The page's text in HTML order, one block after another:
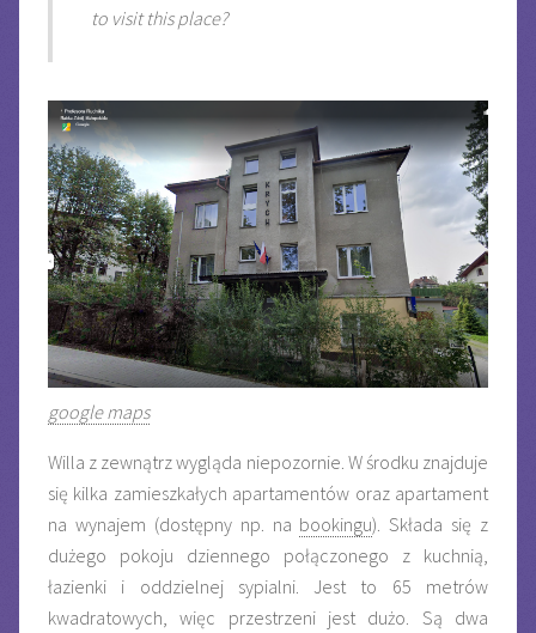
to visit this place?
google maps
Willa z zewnątrz wygląda niepozornie. W środku znajduje
się kilka zamieszkałych apartamentów oraz apartament
na wynajem (dostępny np. na bookingu). Składa się z
dużego pokoju dziennego połączonego z kuchnią,
łazienki i oddzielnej sypialni. Jest to 65 metrów
kwadratowych, więc przestrzeni jest dużo. Są dwa